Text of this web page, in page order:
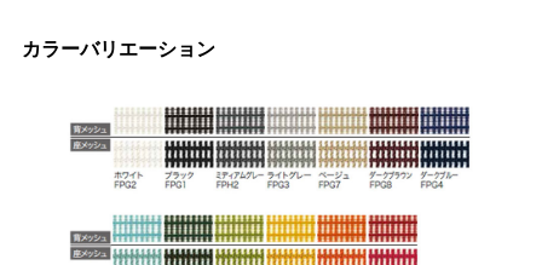
カラーバリエーション